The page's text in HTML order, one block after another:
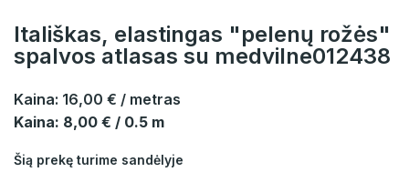
Itališkas, elastingas "pelenų rožės"
spalvos atlasas su medvilne012438
Kaina: 16,00 € / metras
Kaina: 8,00 € / 0.5 m
Šią prekę turime sandėlyje